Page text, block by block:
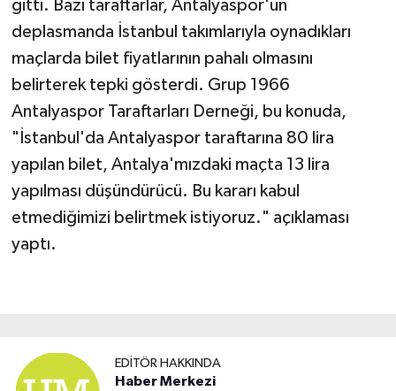
gitti. Bazı taraftarlar, Antalyaspor'un
deplasmanda İstanbul takımlarıyla oynadıkları
maçlarda bilet fiyatlarının pahalı olmasını
belirterek tepki gösterdi. Grup 1966
Antalyaspor Taraftarları Derneği, bu konuda,
"İstanbul'da Antalyaspor taraftarına 80 lira
yapılan bilet, Antalya'mızdaki maçta 13 lira
yapılması düşündürücü. Bu kararı kabul
etmediğimizi belirtmek istiyoruz." açıklaması
yaptı.
EDITÖR HAKKINDA
Haber Merkezi